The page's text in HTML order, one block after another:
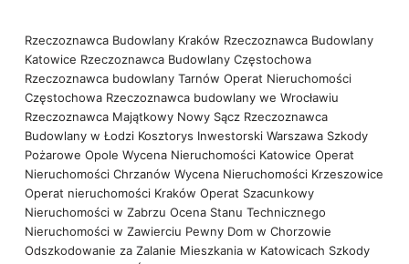
Rzeczoznawca Budowlany Kraków Rzeczoznawca Budowlany
Katowice Rzeczoznawca Budowlany Częstochowa
Rzeczoznawca budowlany Tarnów Operat Nieruchomości
Częstochowa Rzeczoznawca budowlany we Wrocławiu
Rzeczoznawca Majątkowy Nowy Sącz Rzeczoznawca
Budowlany w Łodzi Kosztorys Inwestorski Warszawa Szkody
Pożarowe Opole Wycena Nieruchomości Katowice Operat
Nieruchomości Chrzanów Wycena Nieruchomości Krzeszowice
Operat nieruchomości Kraków Operat Szacunkowy
Nieruchomości w Zabrzu Ocena Stanu Technicznego
Nieruchomości w Zawierciu Pewny Dom w Chorzowie
Odszkodowanie za Zalanie Mieszkania w Katowicach Szkody